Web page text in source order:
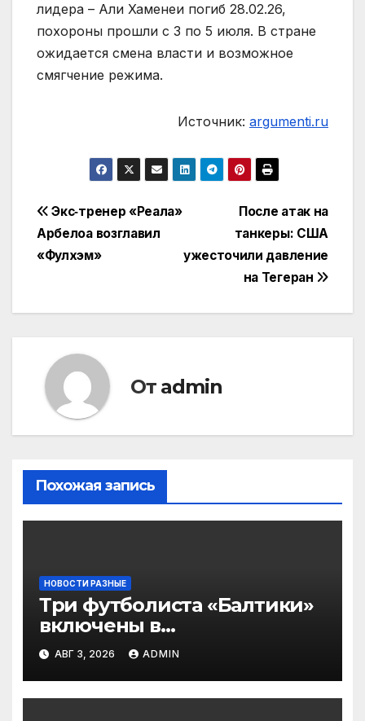
лидера – Али Хаменеи погиб 28.02.26,
похороны прошли с 3 по 5 июля. В стране
ожидается смена власти и возможное
смягчение режима.
Источник: argumenti.ru
Навигация
по
После атак на
танкеры: США
ужесточили давление
на Тегеран
Экс‑тренер «Реала»
Арбелоа возглавил
«Фулхэм»
От admin
Похожая запись
НОВОСТИ РАЗНЫЕ
Три футболиста «Балтики»
включены в
символическую сборную
2‑го тура РПЛ по версии
подписчиков МАТЧ
АВГ 3, 2026 ADMIN